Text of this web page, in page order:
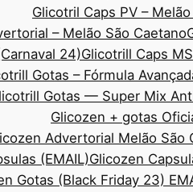
Glicotril Caps PV –
– Melão São Caetano
24)Glicotrill Caps
Gotas – Fórmula
Gotas — Super Mix
Glicozen + gotas
Advertorial Melão São
(EMAIL)Glicozen
Gotas (Black Friday 23)